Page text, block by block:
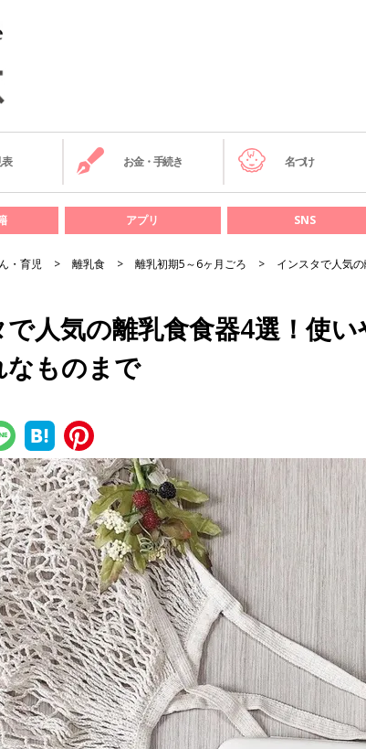
お金・手続き 名づけ
アプリ SNS
・育児 離乳食 離乳初期5～6ヶ月ごろ インスタで人気
人気の離乳食食器4選！使
なものまで